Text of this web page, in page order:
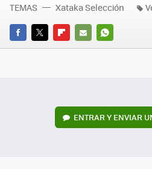
FACEBOOK
TWITTERFLIPBOARD
E-
WHATSAPP
TEMAS Xataka Selección
ENTRAR Y ENVIAR